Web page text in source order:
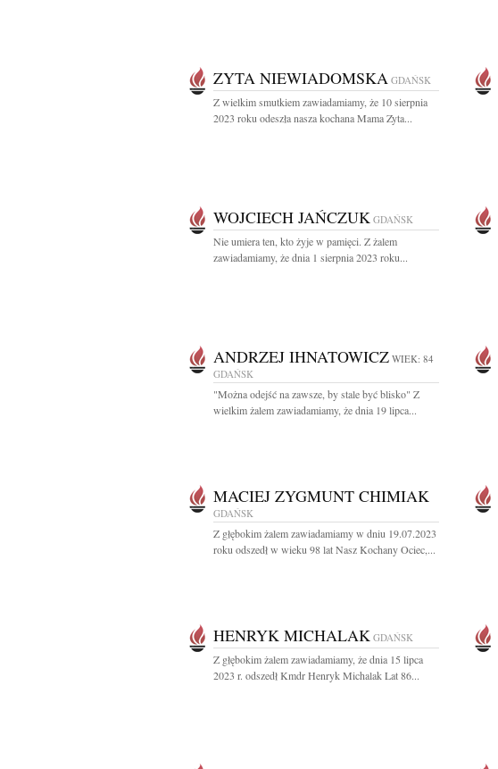
ZYTA NIEWIADOMSKA GDAŃSK
Z wielkim smutkiem zawiadamiamy, że 10 sierpnia
2023 roku odeszła nasza kochana Mama Zyta...
WOJCIECH JAŃCZUK GDAŃSK
Nie umiera ten, kto żyje w pamięci. Z żalem
zawiadamiamy, że dnia 1 sierpnia 2023 roku...
ANDRZEJ IHNATOWICZ WIEK: 84
GDAŃSK
"Można odejść na zawsze, by stale być blisko" Z
wielkim żalem zawiadamiamy, że dnia 19 lipca...
MACIEJ ZYGMUNT CHIMIAK
GDAŃSK
Z głębokim żalem zawiadamiamy w dniu 19.07.2023
roku odszedł w wieku 98 lat Nasz Kochany Ociec,...
HENRYK MICHALAK GDAŃSK
Z głębokim żalem zawiadamiamy, że dnia 15 lipca
2023 r. odszedł Kmdr Henryk Michalak Lat 86...